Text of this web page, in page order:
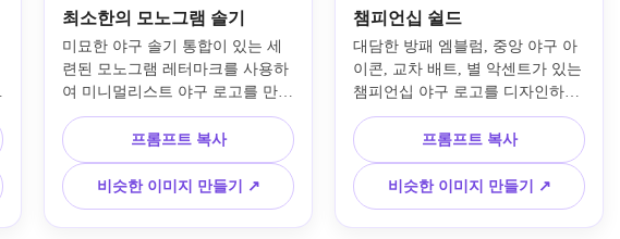
최소한의 모노그램 솔기
미묘한 야구 솔기 통합이 있는 세
련된 모노그램 레터마크를 사용하
여 미니멀리스트 야구 로고를 만드
세요. 강력한 네거티브 공간, 프리
미엄 흑백 또는 단색 팔레트, 정확
한 벡터 라인, 균형 잡힌 비율, 모
자, 의류 및 현대적인 팀 브랜딩에
이상적인 자수 친화적인 룩으로 디
자인을 깨끗하고 기하학적으로 유
프롬프트 복사
비슷한 이미지 만들기 ↗
챔피언십 쉴드
대담한 방패 엠블럼, 중앙 야구 아
이콘, 교차 배트, 별 악센트가 있는
챔피언십 야구 로고를 디자인하세
요. 운동적인 타이포그래피, 메탈
릭에서 영감을 받은 네이비와 레드
톤, 선명한 벡터 디테일, 레이어드
된 토너먼트 구성, 강력한 대비, 이
벤트 브랜딩, 저지 및 홍보 그래픽
에 적합한 자신감 있는 경쟁 분위
프롬프트 복사
비슷한 이미지 만들기 ↗